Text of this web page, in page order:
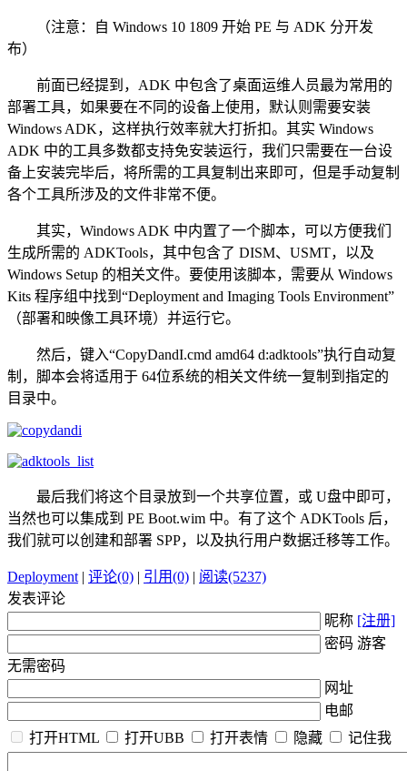
（注意：自 Windows 10 1809 开始 PE 与 ADK 分开发
布）
前面已经提到，ADK 中包含了桌面运维人员最为常用的
部署工具，如果要在不同的设备上使用，默认则需要安装
Windows ADK，这样执行效率就大打折扣。其实 Windows
ADK 中的工具多数都支持免安装运行，我们只需要在一台设
备上安装完毕后，将所需的工具复制出来即可，但是手动复制
各个工具所涉及的文件非常不便。
其实，Windows ADK 中内置了一个脚本，可以方便我们
生成所需的 ADKTools，其中包含了 DISM、USMT，以及
Windows Setup 的相关文件。要使用该脚本，需要从 Windows
Kits 程序组中找到“Deployment and Imaging Tools Environment”
（部署和映像工具环境）并运行它。
然后，键入“CopyDandI.cmd amd64 d:adktools”执行自动复
制，脚本会将适用于 64位系统的相关文件统一复制到指定的
目录中。
最后我们将这个目录放到一个共享位置，或 U盘中即可，
当然也可以集成到 PE Boot.wim 中。有了这个 ADKTools 后，
我们就可以创建和部署 SPP，以及执行用户数据迁移等工作。
Deployment| 评论(0) | 引用(0) | 阅读(5237)
发表评论
昵称 [注册]
密码 游客
无需密码
网址
电邮
打开HTML
打开UBB 打开表情 隐藏 记住我